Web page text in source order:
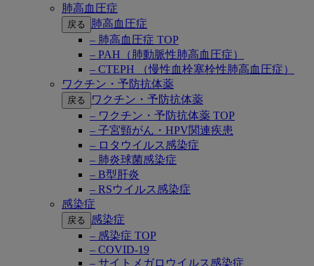
肺高血圧症
戻る
肺高血圧症
– 肺高血圧症 TOP
– PAH（肺動脈性肺高血圧症）
– CTEPH （慢性血栓塞栓性肺高血圧症）
ワクチン・予防抗体薬
戻る
ワクチン・予防抗体薬
– ワクチン・予防抗体薬 TOP
– 子宮頸がん・HPV関連疾患
– ロタウイルス感染症
– 肺炎球菌感染症
– B型肝炎
– RSウイルス感染症
感染症
戻る
感染症
– 感染症 TOP
– COVID-19
– サイトメガロウイルス感染症